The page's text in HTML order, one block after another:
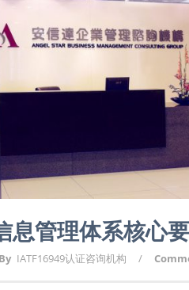
息管理体系核心
IATF16949认证咨询机构 /